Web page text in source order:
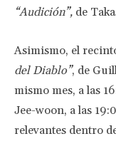
“Audición”, de
Asimismo, el
del Diablo”, de
mismo mes, a las
Jee-woon, a las
relevantes dentro